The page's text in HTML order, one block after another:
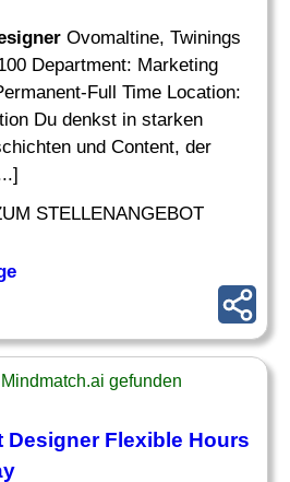
Ovomaltine, Twinings
Department: Marketing
Full Time Location:
Du denkst in starken
und Content, der
STELLENANGEBOT
gefunden
DesignerFlexible Hours